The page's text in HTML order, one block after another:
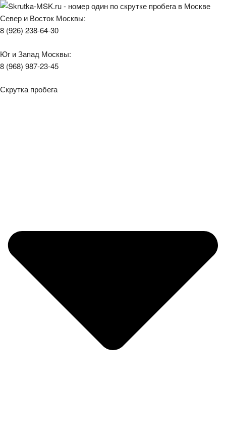
Север и Восток Москвы:
8 (926) 238-64-30
Юг и Запад Москвы:
8 (968) 987-23-45
Скрутка пробега